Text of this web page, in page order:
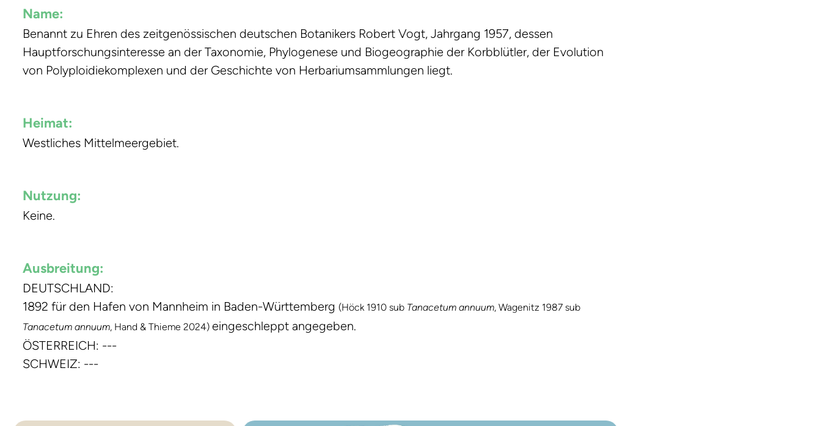
Name:
Benannt zu Ehren des zeitgenössischen deutschen Botanikers Robert Vogt, Jahrgang 1957, dessen
Hauptforschungsinteresse an der Taxonomie, Phylogenese und Biogeographie der Korbblütler, der Evolution
von Polyploidiekomplexen und der Geschichte von Herbariumsammlungen liegt.
Heimat:
Westliches Mittelmeergebiet.
Nutzung:
Keine.
Ausbreitung:
DEUTSCHLAND:
1892 für den Hafen von Mannheim in Baden-Württemberg (Höck 1910 sub Tanacetum annuum, Wagenitz 1987 sub
Tanacetum annuum, Hand & Thieme 2024) eingeschleppt angegeben.
ÖSTERREICH: ---
SCHWEIZ: ---